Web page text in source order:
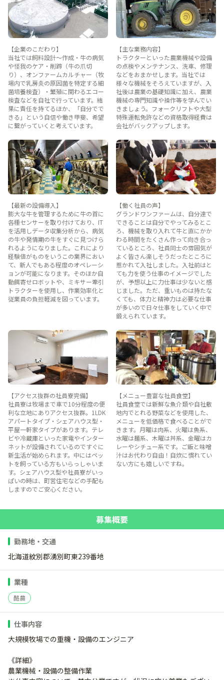
【企業のこだわり】
当社では飼料設計～作成・牛の病気
や怪我のケア・削蹄（牛の爪切
り）、オンファームカルチャー（牧
場内で乳房炎の原因菌を特定する細
菌培養検査）・繁殖に関わるエコー
検査などを自社で行っています。結
果に責任を持てるほか、「自分でで
きる」という自信や働き甲斐、希望
に繋がっていくと考えています。
【主な業務内容】
トラクターといった農業機械や設備
の点検やメンテナンス、洗車、修理
などをおまかせします。当社では
様々な機械をそろえていますが、入
社後は農業の基礎知識に加え、農業
機械の専門知識や操作等を学んでい
きましょう。フォークリフトや大型
特殊運転免許などの資格取得経費は
会社がバックアップします。
【最新の設備導入】
膨大な牛を管理するために牛の首に
各種センサーを取り付けており、IT
を活用しデータ収集分析から、病気
の牛や発情期の牛をすぐに見つけら
れるようになりました。これにより
経験値がものをいうこの業界におい
て、新人でもある程度のオペレーシ
ョンが可能になります。そのほか自
動餌寄せロボットや、ミキサー牽引
トラクターを使用し、作業効率化と
従業員の負担軽減を図っています。
【働く社員の声】
グランドワンファームは、自分達で
できることは自分でやってみるとこ
ろ、機械を取り入れて牛と直にかか
わる時間をたくさん作って向き合っ
ているところ、社員同士の雰囲気が
よく皆さん楽しそうだったところに
惹かれて入社しました。入社前はと
ても力を使う仕事のイメージでした
が、予想以上に力仕事は少ないと感
じました。ただ、重いものは持たな
くても、体力と精神力は必要な仕事
が多いので日々仕事をしていく中で
鍛えられています。
【アクセス抜群の社員寮完備】
社員寮は牧場まで車で10分程度の便
利な立地にありアクセス抜群。1LDK
アパートタイプ・シェアハウス型・
平屋一軒家タイプがあります。テレ
ビや冷蔵庫といった家電やインター
ネットが設備されているのですぐに
新生活が始められます。中にはペッ
トを飼っている方もいらっしゃいま
す。シェアハウス型や社員寮がいっ
ぱいの時は、町営住宅などの手配も
しますのでご安心ください。
【メニュー豊富な社員食堂】
社員食堂では新鮮な魚介類や自社敷
地内でとれる野菜などを使用した、
メニューを低価格で食べることがで
きます。月曜は肉系、火曜は魚系、
水曜は麺系、木曜は丼系、金曜はカ
レーやシチュー系です。ご飯と味噌
汁はお代わり自由！自炊に慣れてい
ない方にも嬉しいですね。
募集概要
勤務地・交通
北海道紋別郡湧別町東239番地
業種
酪農
仕事内容
大規模牧場での重機・設備のエンジニア
《詳細》
農業機械・設備の整備作業